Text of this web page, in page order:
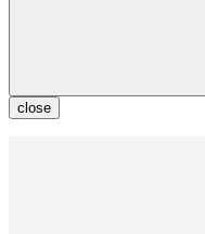
close